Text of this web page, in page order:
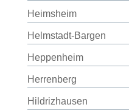
Heimsheim
Helmstadt-Bargen
Heppenheim
Herrenberg
Hildrizhausen